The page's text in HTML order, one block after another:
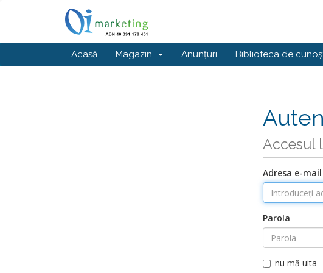
Acasă Magazin Anunțuri Biblioteca de
Accesul
Adresa e-mail
Parola
nu mă uita